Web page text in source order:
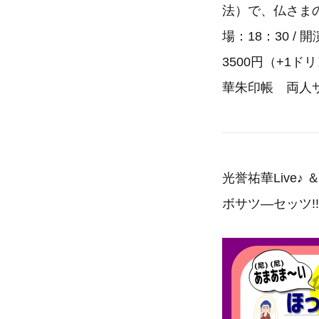
法）で、仏さま
場：18：30 / 開
3500円（+1ド
華朱印帳 両人
光誉祐華Live♪
ボサツ―セッツ